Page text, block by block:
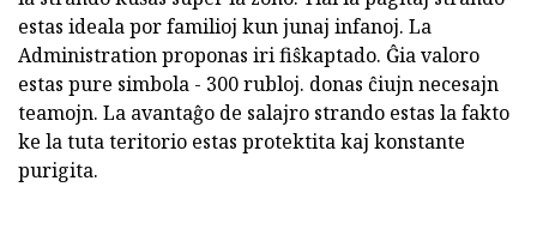
estas ideala por familioj kun junaj infanoj. La
Administration proponas iri fiŝkaptado. Ĝia valoro
estas pure simbola - 300 rubloj. donas ĉiujn necesajn
teamojn. La avantaĝo de salajro strando estas la fakto
ke la tuta teritorio estas protektita kaj konstante
purigita.